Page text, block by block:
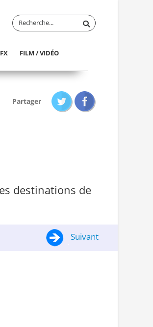
FILM / VIDÉO
Partager
destinations de
Suivant